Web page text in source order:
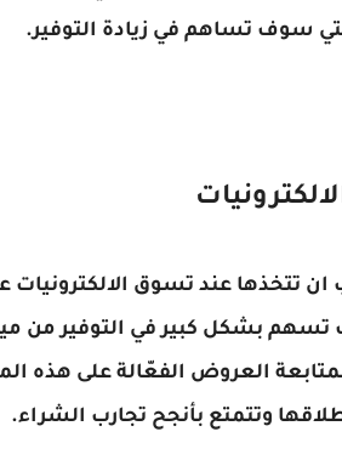
سوف تساهم في زيادة التوفير.
تتخذها عند تسوق الالكترونيات
بشكل كبير في التوفير من
بمتابعة العروض الفعّالة على هذه
وتتمتع بأنجح تجارب الشراء.